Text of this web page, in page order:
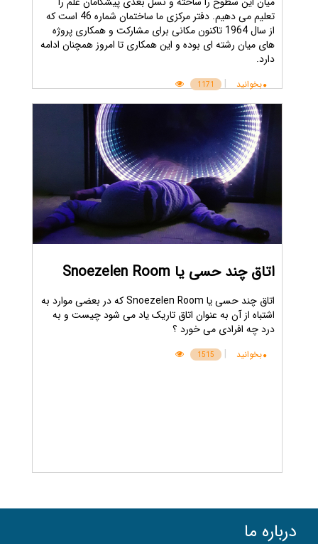
تعلیم می دهیم. دفتر مرکزی ما ساختمان شماره 46 است که
از سال 1964 تاکنون مکانی برای مشارکت و همکاری پروژه
های میان رشته ای بوده و این همکاری تا امروز همچنان ادامه
دارد.
بخوانید |
1171
اتاق چند حسی یا Snoezelen Room
اتاق چند حسی یا Snoezelen Room که در بعضی موارد به
اشتباه از آن به عنوان اتاق تاریک یاد می شود چیست و به
درد چه افرادی می خورد ؟
بخوانید |
1515
درباره ما